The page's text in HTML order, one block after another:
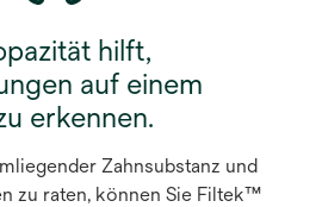
hilft,
auf einem
erkennen.
Zahnsubstanz und
zu raten, können Sie Filtek™